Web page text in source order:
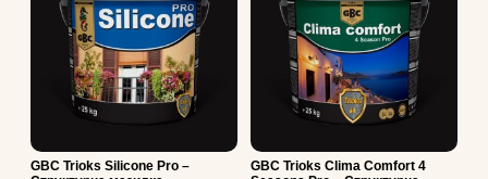
GBC Trioks Silicone Pro –
GBC Trioks Clima Comfort 4